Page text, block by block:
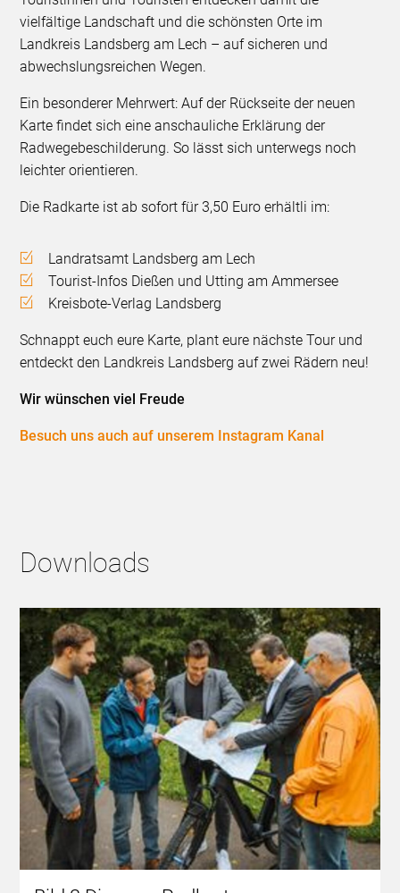
vielfältige Landschaft und die schönsten Orte im
Landkreis Landsberg am Lech – auf sicheren und
abwechslungsreichen Wegen.
Ein besonderer Mehrwert: Auf der Rückseite der neuen
Karte findet sich eine anschauliche Erklärung der
Radwegebeschilderung. So lässt sich unterwegs noch
leichter orientieren.
Die Radkarte ist ab sofort für 3,50 Euro erhältli im:
Landratsamt Landsberg am Lech
Tourist-Infos Dießen und Utting am Ammersee
Kreisbote-Verlag Landsberg
Schnappt euch eure Karte, plant eure nächste Tour und
entdeckt den Landkreis Landsberg auf zwei Rädern neu!
Wir wünschen viel Freude
Besuch uns auch auf unserem Instagram Kanal
Downloads